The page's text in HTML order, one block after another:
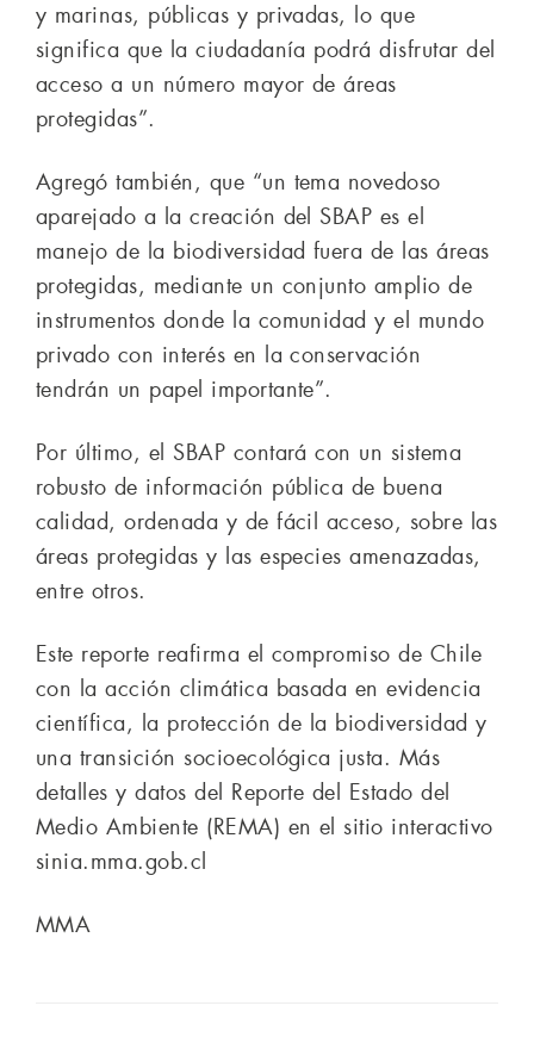
y marinas, públicas y privadas, lo que
significa que la ciudadanía podrá disfrutar del
acceso a un número mayor de áreas
protegidas”.
Agregó también, que “un tema novedoso
aparejado a la creación del SBAP es el
manejo de la biodiversidad fuera de las áreas
protegidas, mediante un conjunto amplio de
instrumentos donde la comunidad y el mundo
privado con interés en la conservación
tendrán un papel importante”.
Por último, el SBAP contará con un sistema
robusto de información pública de buena
calidad, ordenada y de fácil acceso, sobre las
áreas protegidas y las especies amenazadas,
entre otros.
Este reporte reafirma el compromiso de Chile
con la acción climática basada en evidencia
científica, la protección de la biodiversidad y
una transición socioecológica justa. Más
detalles y datos del Reporte del Estado del
Medio Ambiente (REMA) en el sitio interactivo
sinia.mma.gob.cl
MMA